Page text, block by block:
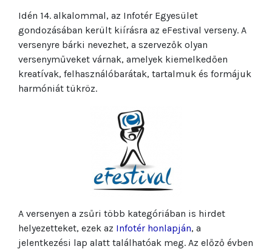
Idén 14. alkalommal, az Infotér Egyesület
gondozásában került kiírásra az eFestival verseny. A
versenyre bárki nevezhet, a szervezők olyan
versenyműveket várnak, amelyek kiemelkedően
kreatívak, felhasználóbarátak, tartalmuk és formájuk
harmóniát tükröz.
A versenyen a zsűri több kategóriában is hirdet
helyezetteket, ezek az Infotér honlapján, a
jelentkezési lap alatt találhatóak meg. Az előző évben